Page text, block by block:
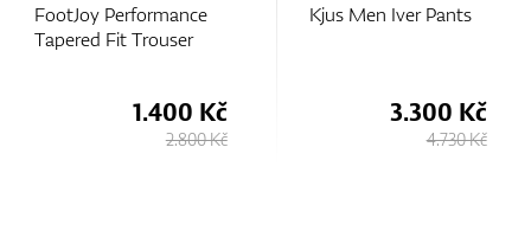
Dárkové poukazy
FootJoy Performance
Tapered Fit Trouser
1.400 Kč
2.800 Kč
Kjus Men Iver Pants
3.300 Kč
4.730 Kč